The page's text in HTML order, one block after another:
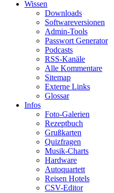
Wissen
Downloads
Softwareversionen
Admin-Tools
Passwort Generator
Podcasts
RSS-Kanäle
Alle Kommentare
Sitemap
Externe Links
Glossar
Infos
Foto-Galerien
Rezeptbuch
Grußkarten
Quizfragen
Musik-Charts
Hardware
Autoquartett
Reisen Hotels
CSV-Editor